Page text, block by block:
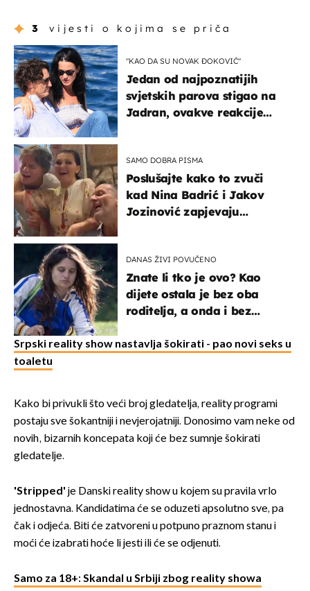
3 vijesti o kojima se priča
"KAO DA SU NOVAK ĐOKOVIĆ"
Jedan od najpoznatijih
svjetskih parova stigao na
Jadran, ovakve reakcije
SAMO DOBRA PISMA
Poslušajte kako to zvuči
kad Nina Badrić i Jakov
Jozinović zapjevaju
DANAS ŽIVI POVUČENO
Znate li tko je ovo? Kao
dijete ostala je bez oba
roditelja, a onda i bez
naslijediti
Srpski reality show nastavlja šokirati - pao novi seks u
toaletu
Kako bi privukli što veći broj gledatelja, reality programi
postaju sve šokantniji i nevjerojatniji. Donosimo vam neke od
novih, bizarnih koncepata koji će bez sumnje šokirati
gledatelje.
'Stripped' je Danski reality show u kojem su pravila vrlo
jednostavna. Kandidatima će se oduzeti apsolutno sve, pa
čak i odjeća. Biti će zatvoreni u potpuno praznom stanu i
moći će izabrati hoće li jesti ili će se odjenuti.
Samo za 18+: Skandal u Srbiji zbog reality showa